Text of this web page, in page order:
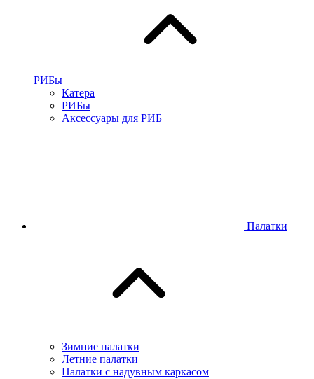
РИБы
Катера
РИБы
Аксессуары для РИБ
Палатки
Зимние палатки
Летние палатки
Палатки с надувным каркасом